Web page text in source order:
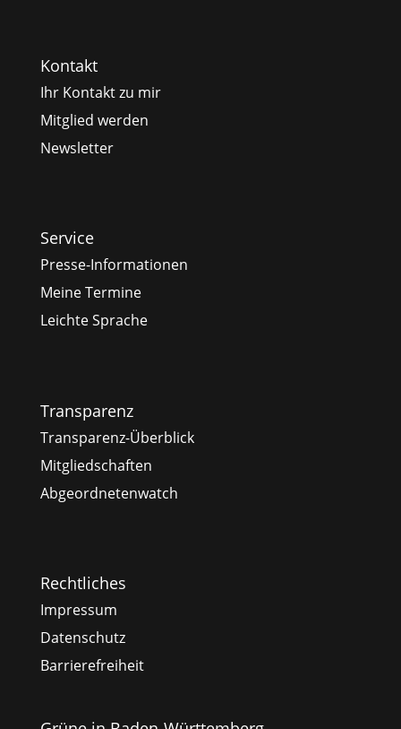
Kontakt
Ihr Kontakt zu mir
Mitglied werden
Newsletter
Service
Presse-Informationen
Meine Termine
Leichte Sprache
Transparenz
Transparenz-Überblick
Mitgliedschaften
Abgeordnetenwatch
Rechtliches
Impressum
Datenschutz
Barrierefreiheit